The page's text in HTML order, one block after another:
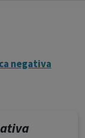
negativa